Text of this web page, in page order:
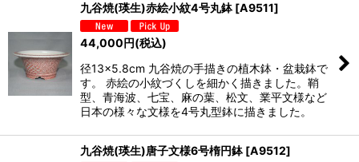
九谷焼(瑛生)赤絵小紋4号丸鉢 [A9511]
44,000円(税込)
径13×5.8cm 九谷焼の手描きの植木鉢・盆栽鉢で
す。 赤絵の小紋づくしを細かく描きました。鞘
型、青海波、七宝、麻の葉、松文、業平文様など
日本の様々な文様を4号丸型鉢に描きました。
九谷焼(瑛生)唐子文様6号楕円鉢 [A9512]